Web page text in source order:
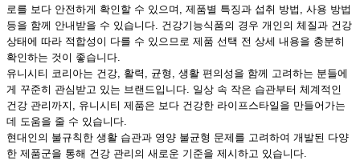
로를 보다 안전하게 확인할 수 있으며, 제품별 특징과 섭취 방법, 사용 방법
등을 함께 안내받을 수 있습니다. 건강기능식품의 경우 개인의 체질과 건강
상태에 따라 적합성이 다를 수 있으므로 제품 선택 전 상세 내용을 충분히
확인하는 것이 좋습니다.
유니시티 코리아는 건강, 활력, 균형, 생활 편의성을 함께 고려하는 분들에
게 꾸준히 관심받고 있는 브랜드입니다. 일상 속 작은 습관부터 체계적인
건강 관리까지, 유니시티 제품은 보다 건강한 라이프스타일을 만들어가는
데 도움을 줄 수 있습니다.
현대인의 불규칙한 생활 습관과 영양 불균형 문제를 고려하여 개발된 다양
한 제품군을 통해 건강 관리의 새로운 기준을 제시하고 있습니다.